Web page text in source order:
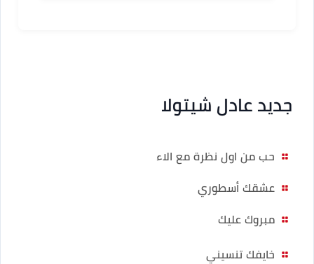
جديد عادل شيتولا
حب من اول نظرة مع الاء
عشقك أسطوري
مبروك عليك
خايفك تنسيني